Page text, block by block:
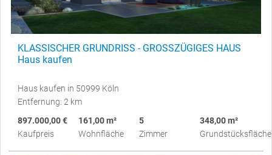
KLASSISCHER GRUNDRISS - GROSSZÜGIGES HAUS
Haus kaufen
Haus kaufen in 50999 Köln
Entfernung: 2 km
897.000,00 €
Kaufpreis
161,00 m²
Wohnfläche
5
Zimmer
348,00 m²
Grundstücksfläche